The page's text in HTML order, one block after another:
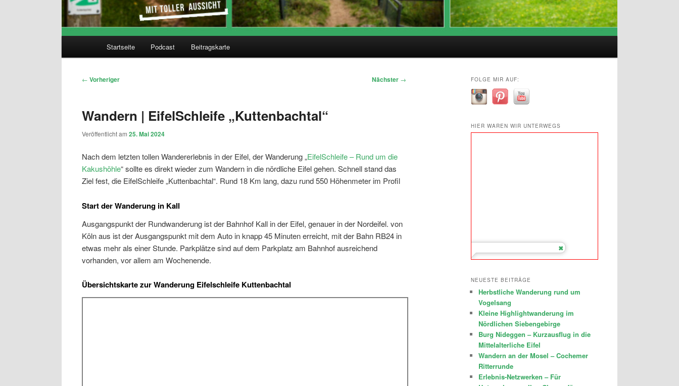
Startseite Podcast Beitragskarte
Beitragsnavigation
← Vorheriger Nächster →
Wandern | EifelSchleife „Kuttenbachtal“
Veröffentlicht am 25. Mai 2024
Nach dem letzten tollen Wandererlebnis in der Eifel, der Wanderung „EifelSchleife – Rund um die
Kakushöhle“ sollte es direkt wieder zum Wandern in die nördliche Eifel gehen. Schnell stand das
Ziel fest, die EifelSchleife „Kuttenbachtal“. Rund 18 Km lang, dazu rund 550 Höhenmeter im Profil
Start der Wanderung in Kall
Ausgangspunkt der Rundwanderung ist der Bahnhof Kall in der Eifel, genauer in der Nordeifel. von
Köln aus ist der Ausgangspunkt mit dem Auto in knapp 45 Minuten erreicht, mit der Bahn RB24 in
etwas mehr als einer Stunde. Parkplätze sind auf dem Parkplatz am Bahnhof ausreichend
vorhanden, vor allem am Wochenende.
Übersichtskarte zur Wanderung Eifelschleife Kuttenbachtal
FOLGE MIR AUF:
HIER WAREN WIR UNTERWEGS
NEUESTE BEITRÄGE
Herbstliche Wanderung rund um
Vogelsang
Kleine Highlightwanderung im
Nördlichen Siebengebirge
Burg Nideggen – Kurzausflug in die
Mittelalterliche Eifel
Wandern an der Mosel – Cochemer
Ritterrunde
Erlebnis-Netzwerken – Für